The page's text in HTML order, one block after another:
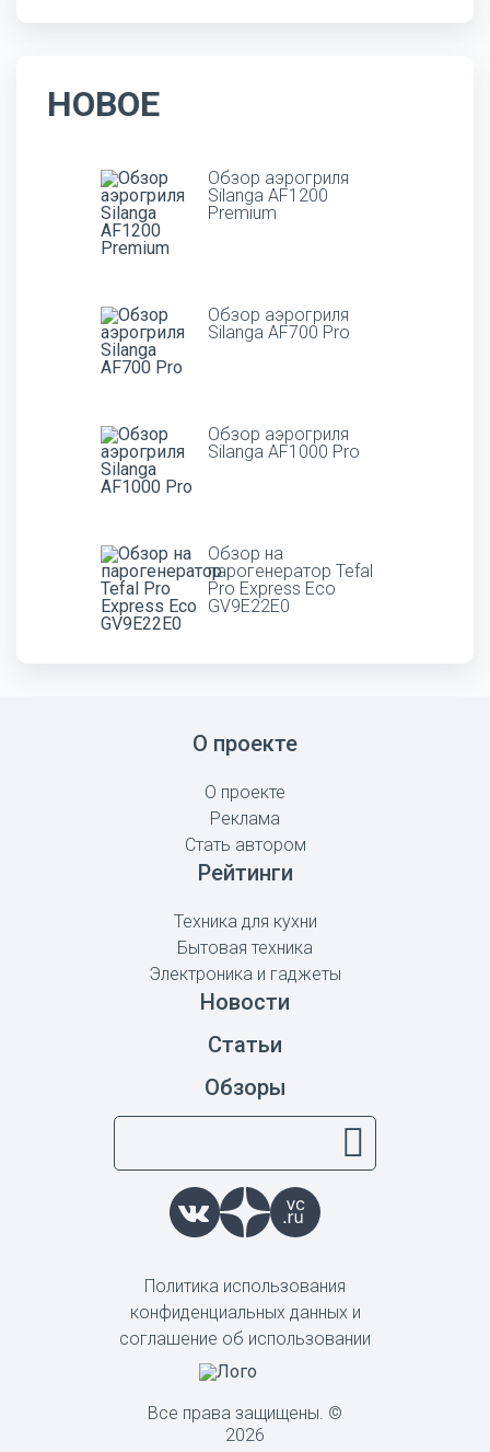
НОВОЕ
Обзор аэрогриля
Silanga AF1200
Premium
Обзор аэрогриля
Silanga AF700 Pro
Обзор аэрогриля
Silanga AF1000 Pro
Обзор на
парогенератор Tefal
Pro Express Eco
GV9E22E0
Все права защищены. ©
2026
О проекте
О проекте
Реклама
Стать автором
Рейтинги
Техника для кухни
Бытовая техника
Электроника и гаджеты
Новости
Статьи
Обзоры
Политика использования
конфиденциальных данных и
соглашение об использовании